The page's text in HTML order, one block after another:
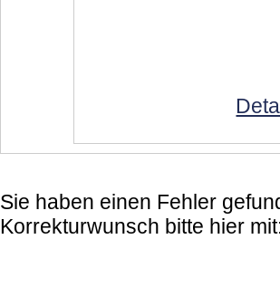
Sie haben einen Fehler
Korrekturwunsch bitte hier